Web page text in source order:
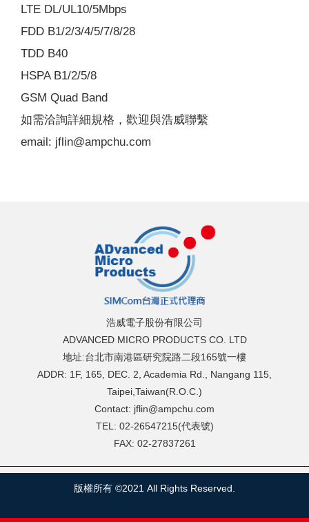
LTE DL/UL10/5Mbps
FDD B1/2/3/4/5/7/8/28
TDD B40
HSPA B1/2/5/8
GSM Quad Band
如需洽詢詳細規格，歡迎與浩威聯繫
email: jflin@ampchu.com
浩威電子股份有限公司
ADVANCED MICRO PRODUCTS CO. LTD
地址:台北市南港區研究院路二段165號一樓
ADDR: 1F, 165, DEC. 2, Academia Rd., Nangang 115,
Taipei,Taiwan(R.O.C.)
Contact: jflin@ampchu.com
TEL: 02-26547215(代表號)
FAX: 02-27837261
版權所有 ©2021 All Rights Reserved.